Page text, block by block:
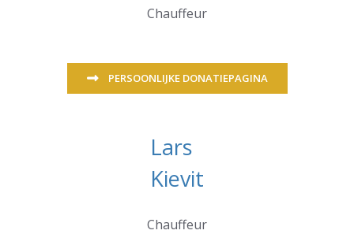
Chauffeur
PERSOONLIJKE DONATIEPAGINA
Lars
Kievit
Chauffeur